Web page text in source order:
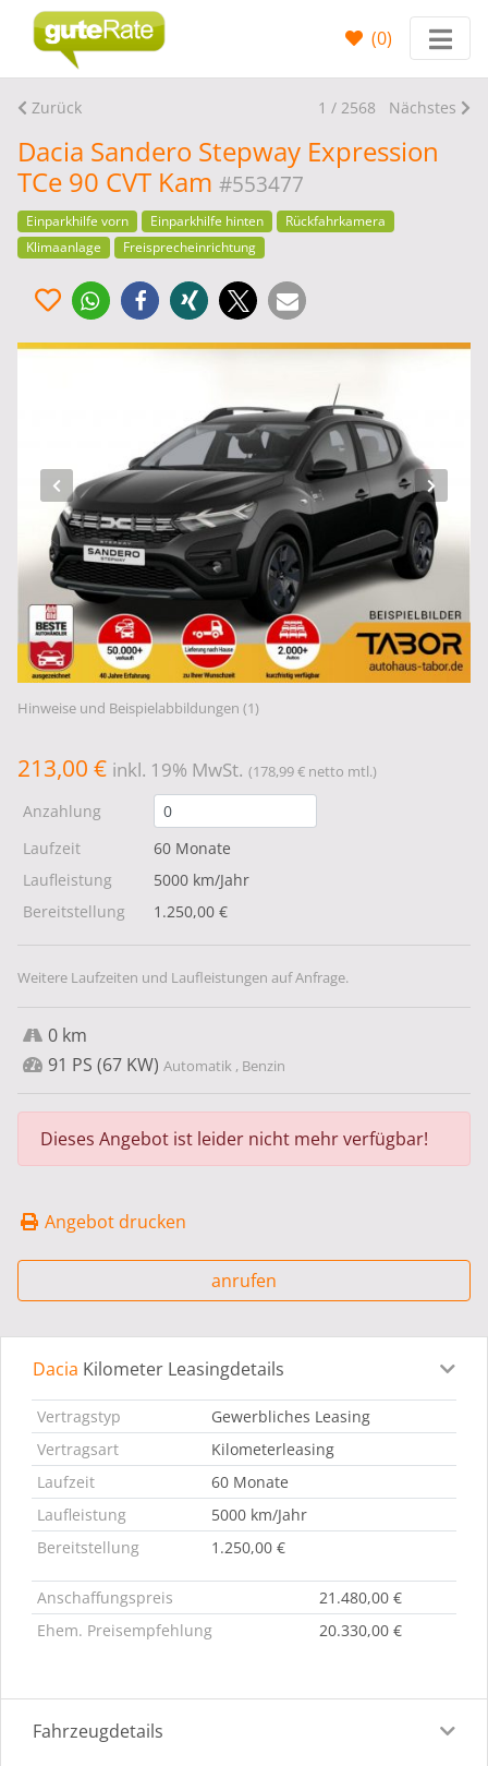
(0)
Zurück 1 / 2568 Nächstes
Dacia Sandero Stepway Expression
TCe 90 CVT Kam #553477
Einparkhilfe vorn Einparkhilfe hinten
Rückfahrkamera
Klimaanlage
Freisprecheinrichtung
Hinweise und Beispielabbildungen (1)
213,00 € inkl. 19% MwSt. (178,99 € netto mtl.)
Anzahlung
Laufzeit
60 Monate
Laufleistung
5000 km/Jahr
Bereitstellung
1.250,00 €
Weitere Laufzeiten und Laufleistungen auf Anfrage.
0 km
91 PS (67 KW) Automatik , Benzin
Dieses Angebot ist leider nicht mehr verfügbar!
Angebot drucken
anrufen
Leasingdetails Fahrzeugdetails
Dacia Kilometer Leasingdetails
Vertragstyp
Gewerbliches Leasing
Vertragsart
Kilometerleasing
Laufzeit
60 Monate
Laufleistung
5000 km/Jahr
Bereitstellung
1.250,00 €
Anschaffungspreis
21.480,00 €
Ehem. Preisempfehlung
20.330,00 €
Fahrzeugdetails